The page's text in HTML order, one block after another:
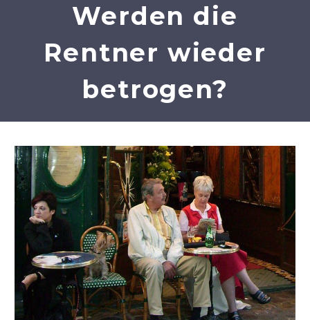
Werden die
Rentner wieder
betrogen?